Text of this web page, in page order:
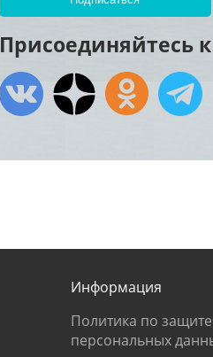
Присоединяйтесь
Информация
Политика по защите
персональных